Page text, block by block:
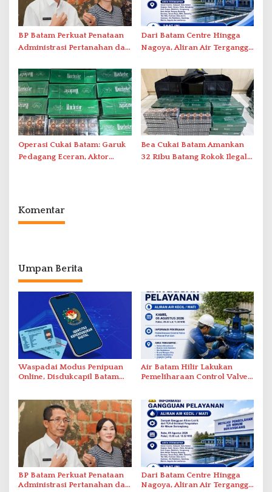
BP Batam Perkuat Penataan
Administrasi Pertanahan dan
Dari Batam Centre Hingga
Nagoya, Aliran Air Terganggu
Duriangkang
Operasi Cukai Batam: Garuk
Pedagang Eceran, Aktor
Bea Cukai Batam Amankan
32 Ribu Batang Rokok Ilegal
Komentar
Umpan Berita
Waspadai Modus Penipuan
Online, Disdukcapil Batam
Air Batam Hilir Lakukan
Pemeliharaan Control Valve,
BP Batam Perkuat Penataan
Administrasi Pertanahan dan
Dari Batam Centre Hingga
Nagoya, Aliran Air Terganggu